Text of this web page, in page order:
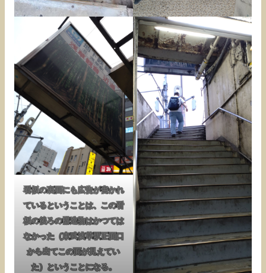
看板の裏面にも広告が書かれ
ているということは、この看
板の後ろの構造物はかつては
なかった（東武浅草駅正面口
から出てこの面が見えてい
た）ということになる。